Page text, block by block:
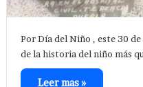
Por Día del Niño , este 30
de la historia del niño más
Leer mas »